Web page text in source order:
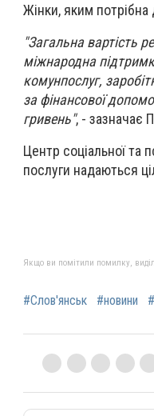
Жінки, яким
"Загальна вартість
міжнародна
комунпослуг,
за фінансової
гривень", - зазначає
Центр соціальної та
послуги надаються
Якщо ви помітили помилку,
#Слов'янськ #новини